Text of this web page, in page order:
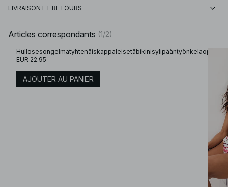
LIVRAISON ET RETOURS
Articles correspondants (1/2)
EUR 22.95
AJOUTER AU PANIER